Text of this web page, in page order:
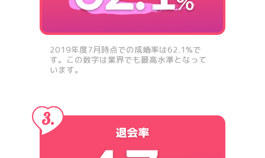
2019年度7月時点での成婚率は62.1%で
す。この数字は業界でも最高水準となって
います。
退会率